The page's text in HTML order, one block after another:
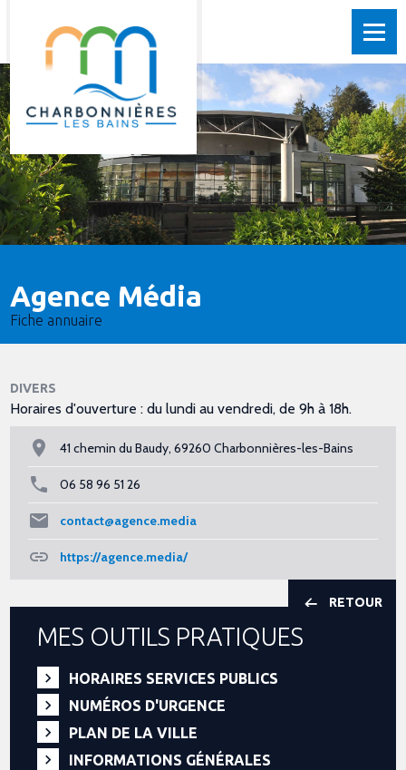
Agence Média
Fiche annuaire
DIVERS
Horaires d'ouverture : du lundi au vendredi, de 9h à 18h.
41 chemin du Baudy, 69260 Charbonnières-les-Bains
06 58 96 51 26
contact@agence.media
https://agence.media/
RETOUR
MES OUTILS PRATIQUES
HORAIRES SERVICES PUBLICS
NUMÉROS D'URGENCE
PLAN DE LA VILLE
INFORMATIONS GÉNÉRALES